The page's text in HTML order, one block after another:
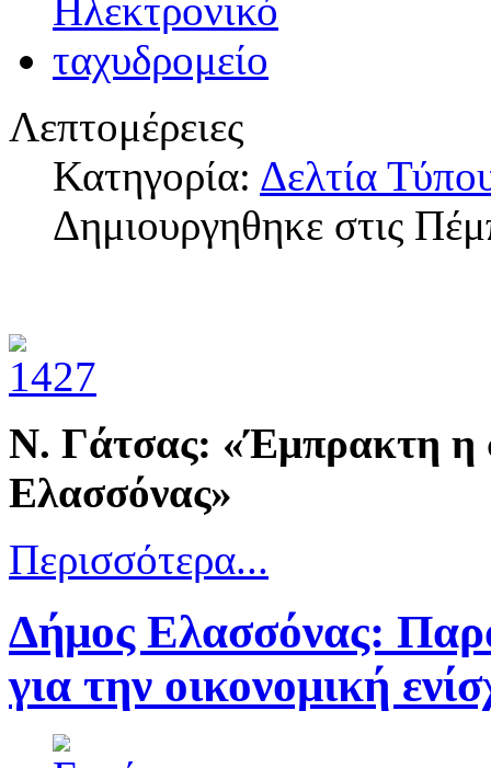
Λεπτομέρειες
Κατηγορία: Δελτία
Δημιουργηθηκε στις
Ν. Γάτσας: «Έμπρακτη η
Ελασσόνας»
Περισσότερα...
Δήμος Ελασσόνας:
για την οικονομική